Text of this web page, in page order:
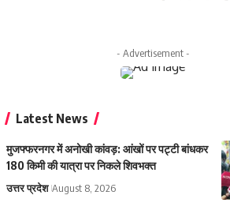
- Advertisement -
Latest News
मुजफ्फरनगर में अनोखी कांवड़: आंखों पर पट्टी बांधकर
180 किमी की यात्रा पर निकले शिवभक्त
उत्तर प्रदेश August 8, 2026